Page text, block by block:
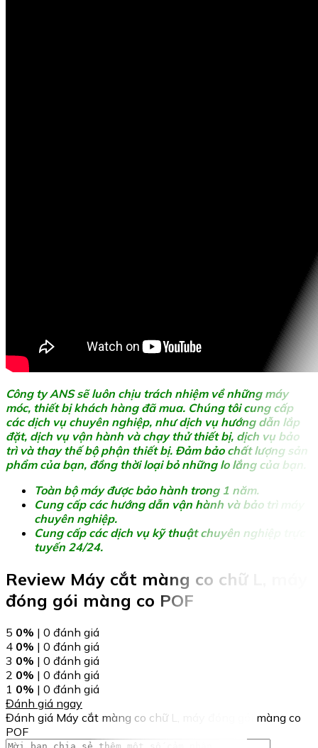
Công ty ANS sẽ luôn chịu trách nhiệm về những máy
móc, thiết bị khách hàng đã mua. Chúng tôi cung cấp
các dịch vụ chuyên nghiệp, như dịch vụ hướng dẫn lắp
đặt, dịch vụ vận hành và chạy thử thiết bị, dịch vụ bảo
trì và thay thế bộ phận thiết bị. Đảm bảo chất lượng sản
phẩm của bạn, đồng thời loại bỏ những lo lắng của bạn.
Toàn bộ máy được bảo hành trong 1 năm.
Cung cấp các hướng dẫn vận hành và bảo trì máy
chuyên nghiệp.
Cung cấp các dịch vụ kỹ thuật chuyên nghiệp trực
tuyến 24/24.
Review Máy cắt màng co chữ L, máy
đóng gói màng co POF
5 0% | 0 đánh giá
4 0% | 0 đánh giá
3 0% | 0 đánh giá
2 0% | 0 đánh giá
1 0% | 0 đánh giá
Đánh giá ngay
Đánh giá Máy cắt màng co chữ L, máy đóng gói màng co
POF